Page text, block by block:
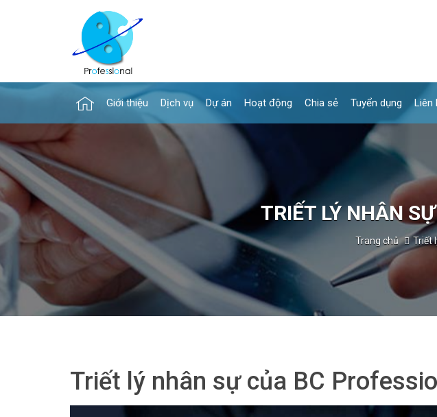
Giới thiệu Dịch vụ Dự án Hoạt động Chia sẻ Tuyển dụng Liên
TRIẾT LÝ NHÂN
Trang chủ Triết
Triết lý nhân sự của BC